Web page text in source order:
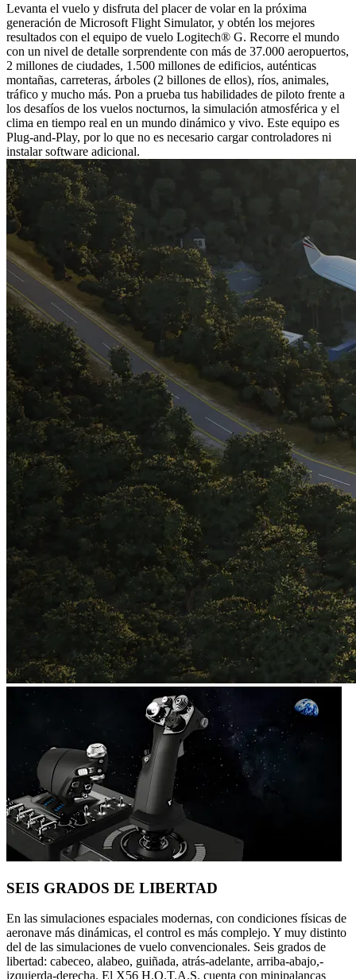
Levanta el vuelo y disfruta del placer de volar en la próxima
generación de Microsoft Flight Simulator, y obtén los mejores
resultados con el equipo de vuelo Logitech® G. Recorre el mundo
con un nivel de detalle sorprendente con más de 37.000 aeropuertos,
2 millones de ciudades, 1.500 millones de edificios, auténticas
montañas, carreteras, árboles (2 billones de ellos), ríos, animales,
tráfico y mucho más. Pon a prueba tus habilidades de piloto frente a
los desafíos de los vuelos nocturnos, la simulación atmosférica y el
clima en tiempo real en un mundo dinámico y vivo. Este equipo es
Plug-and-Play, por lo que no es necesario cargar controladores ni
instalar software adicional.
SEIS GRADOS DE LIBERTAD
En las simulaciones espaciales modernas, con condiciones físicas de
aeronave más dinámicas, el control es más complejo. Y muy distinto
del de las simulaciones de vuelo convencionales. Seis grados de
libertad: cabeceo, alabeo, guiñada, atrás-adelante, arriba-abajo,-
izquierda-derecha. El X56 H.O.T.A.S. cuenta con minipalancas